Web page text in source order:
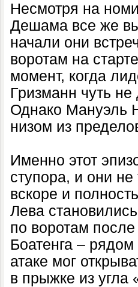
Несмотря на
Дешама все же
начали они
воротам на
момент, когда
Гризманн чуть
Однако Мануэль
низом из
Именно этот
ступора, и они
вскоре и
Лева
по воротам
Боатенга –
атаке мог
в прыжке из угла